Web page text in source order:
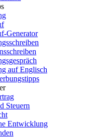
Generator
auf Englisch
Steuern
Entwicklung